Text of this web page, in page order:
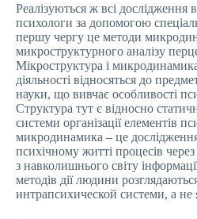
Реалізуються ж всі дослідження
психологи за допомогою
першу чергу це методи
микроструктурного аналізу
Мікроструктура і
діяльності відносяться до
науки, що вивчає особливості
Структура тут є відносно
системи організації елементів
микродинамика – це
психічному житті процесів
з навколишнього світу
методів дії людини
интрапсихической системи, а не